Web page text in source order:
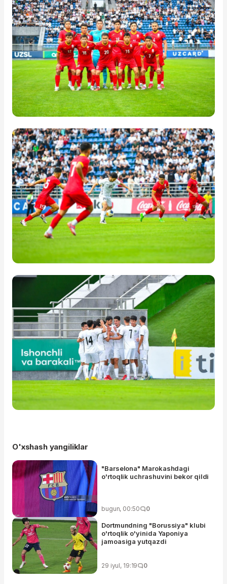
O'xshash yangiliklar
"Barselona" Marokashdagi
o'rtoqlik uchrashuvini bekor qildi
bugun, 00:50 0
Dortmundning "Borussiya" klubi
o'rtoqlik o'yinida Yaponiya
jamoasiga yutqazdi
29 iyul, 19:19 0